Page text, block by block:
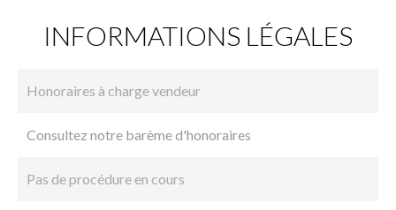
INFORMATIONS LÉGALES
Honoraires à charge vendeur
Consultez notre barème d'honoraires
Pas de procédure en cours